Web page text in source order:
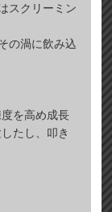
スクリーミン
の渦に飲み込
を高め成長
たし、叩き